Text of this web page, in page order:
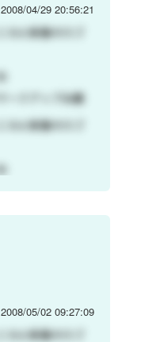
2008/04/29 20:56:21
2008/05/02 09:27:09